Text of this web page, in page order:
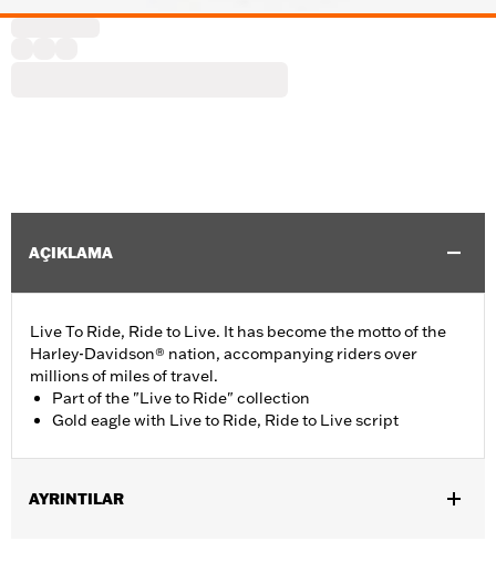
AÇIKLAMA
Live To Ride, Ride to Live. It has become the motto of the
Harley-Davidson® nation, accompanying riders over
millions of miles of travel.
Part of the "Live to Ride" collection
Gold eagle with Live to Ride, Ride to Live script
AYRINTILAR